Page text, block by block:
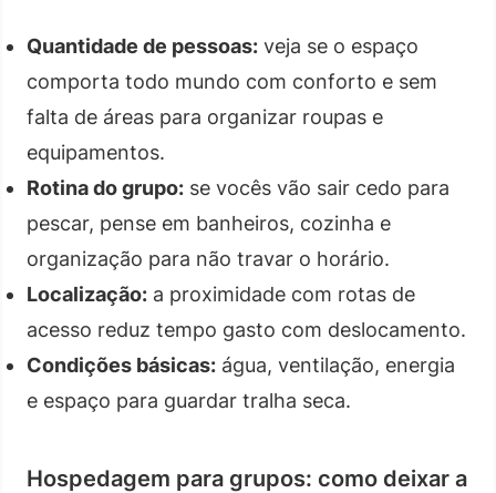
Quantidade de pessoas: veja se o espaço
comporta todo mundo com conforto e sem
falta de áreas para organizar roupas e
equipamentos.
Rotina do grupo: se vocês vão sair cedo para
pescar, pense em banheiros, cozinha e
organização para não travar o horário.
Localização: a proximidade com rotas de
acesso reduz tempo gasto com deslocamento.
Condições básicas: água, ventilação, energia
e espaço para guardar tralha seca.
Hospedagem para grupos: como deixar a